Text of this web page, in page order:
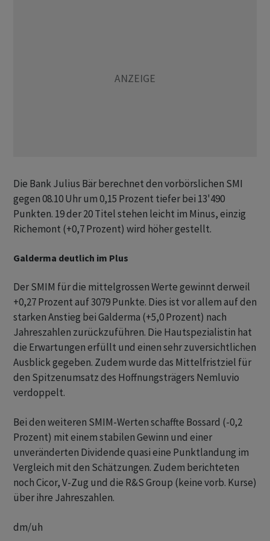
Die Bank Julius Bär berechnet den vorbörslichen SMI
gegen 08.10 Uhr um 0,15 Prozent tiefer bei 13'490
Punkten. 19 der 20 Titel stehen leicht im Minus, einzig
Richemont (+0,7 Prozent) wird höher gestellt.
Galderma deutlich im Plus
Der SMIM für die mittelgrossen Werte gewinnt derweil
+0,27 Prozent auf 3079 Punkte. Dies ist vor allem auf den
starken Anstieg bei Galderma (+5,0 Prozent) nach
Jahreszahlen zurückzuführen. Die Hautspezialistin hat
die Erwartungen erfüllt und einen sehr zuversichtlichen
Ausblick gegeben. Zudem wurde das Mittelfristziel für
den Spitzenumsatz des Hoffnungsträgers Nemluvio
verdoppelt.
Bei den weiteren SMIM-Werten schaffte Bossard (-0,2
Prozent) mit einem stabilen Gewinn und einer
unveränderten Dividende quasi eine Punktlandung im
Vergleich mit den Schätzungen. Zudem berichteten
noch Cicor, V-Zug und die R&S Group (keine vorb. Kurse)
über ihre Jahreszahlen.
dm/uh